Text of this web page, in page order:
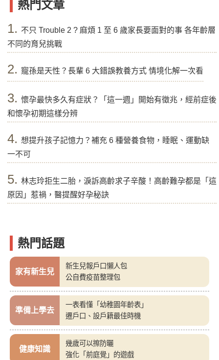
熱門文章
1. 不只 Trouble 2 ? 麻煩 1 至 6 歲家長要面對的事 各年齡層
不同的育兒挑戰
2. 寵孫是天性？長輩 6 大錯誤教養方式 情境化解一次看
3. 懷孕最快多久有症狀？「這一週」開始有徵兆，經前症後
和懷孕初期這樣分辨
4. 想提升孩子記憶力？補充 6 種營養食物，睡眠、運動缺
一不可
5. 林志玲拒生二胎，淚訴高齡求子辛酸！高齡難孕都是「這
原因」惹禍，醫提醒好孕秘訣
熱門話題
家有新生兒
新生兒報戶口懶人包
公自費疫苗整理包
準備上學去
一表看懂「幼稚園年齡表」
遷戶口、設戶籍最佳時機
健康知識
幾歲可以擦防曬
強化「前庭覺」的遊戲